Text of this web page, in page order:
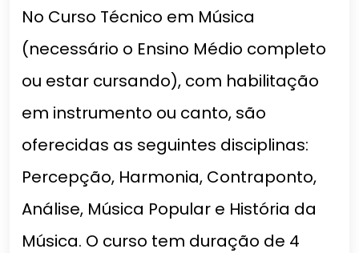
No Curso Técnico em Música
(necessário o Ensino Médio completo
ou estar cursando), com habilitação
em instrumento ou canto, são
oferecidas as seguintes disciplinas:
Percepção, Harmonia, Contraponto,
Análise, Música Popular e História da
Música. O curso tem duração de 4